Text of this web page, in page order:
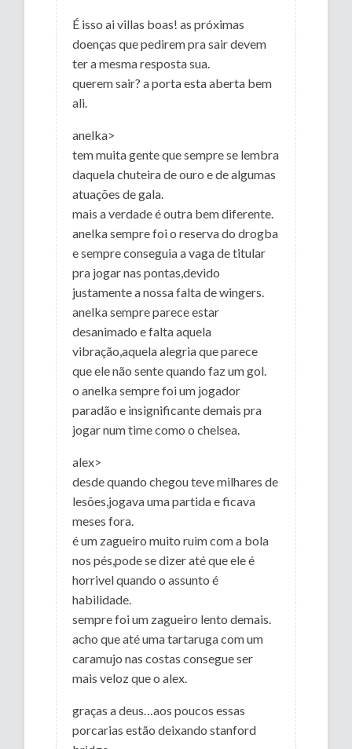
É isso ai villas boas! as próximas
doenças que pedirem pra sair devem
ter a mesma resposta sua.
querem sair? a porta esta aberta bem
ali.
anelka>
tem muita gente que sempre se lembra
daquela chuteira de ouro e de algumas
atuações de gala.
mais a verdade é outra bem diferente.
anelka sempre foi o reserva do drogba
e sempre conseguia a vaga de titular
pra jogar nas pontas,devido
justamente a nossa falta de wingers.
anelka sempre parece estar
desanimado e falta aquela
vibração,aquela alegria que parece
que ele não sente quando faz um gol.
o anelka sempre foi um jogador
paradão e insignificante demais pra
jogar num time como o chelsea.
alex>
desde quando chegou teve milhares de
lesões,jogava uma partida e ficava
meses fora.
é um zagueiro muito ruim com a bola
nos pés,pode se dizer até que ele é
horrivel quando o assunto é
habilidade.
sempre foi um zagueiro lento demais.
acho que até uma tartaruga com um
caramujo nas costas consegue ser
mais veloz que o alex.
graças a deus…aos poucos essas
porcarias estão deixando stanford